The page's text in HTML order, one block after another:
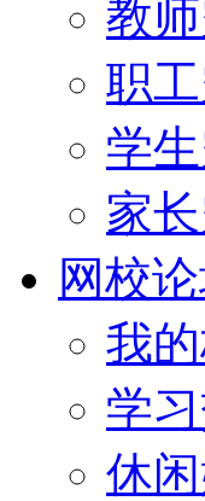
教
职
学
家
网校
我
学
休